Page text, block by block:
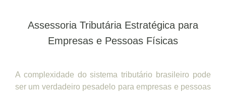
Assessoria Tributária Estratégica para
Empresas e Pessoas Físicas
A complexidade do sistema tributário brasileiro pode
ser um verdadeiro pesadelo para empresas e pessoas